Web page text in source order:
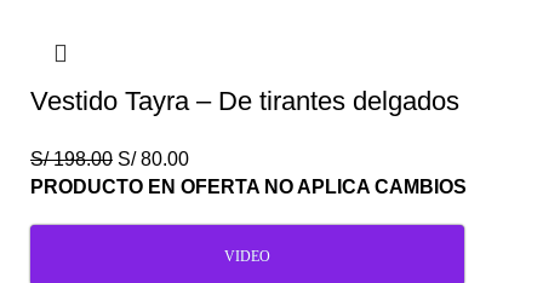
Vestido Tayra – De tirantes delgados
S/198.00 S/80.00
PRODUCTO EN OFERTA NO APLICA CAMBIOS
VIDEO